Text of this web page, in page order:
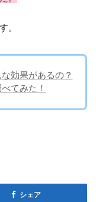
。
効果があるの？
てみた！
シェア